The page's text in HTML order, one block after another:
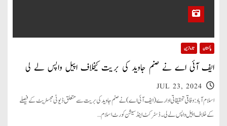
پاکستان تازہ ترین
ایف آئی اے نے صنم جاوید کی بریت کیخلاف اپیل واپس لے لی
JUL 23, 2024
اسلام آباد: وفاقی تحقیقاتی ادارے (ایف آئی اے) نے صنم جاوید کی بریت سے متعلق ڈیوٹی مجسٹریٹ کے فیصلے
کے خلاف اپیل واپس لے لی۔ ڈسٹرکٹ اینڈ سیشن کورٹ اسلام…